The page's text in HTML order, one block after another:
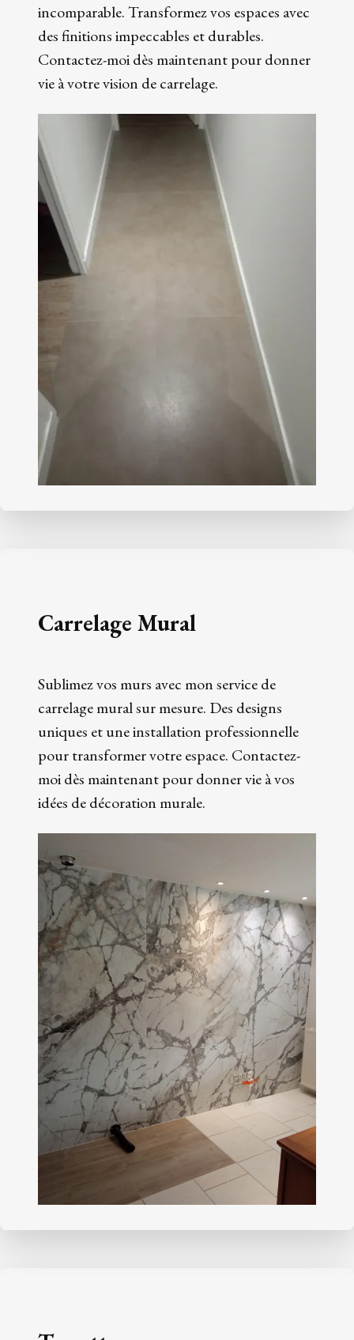
incomparable. Transformez vos espaces avec
des finitions impeccables et durables.
Contactez-moi dès maintenant pour donner
vie à votre vision de carrelage.
Carrelage Mural
Sublimez vos murs avec mon service de
carrelage mural sur mesure. Des designs
uniques et une installation professionnelle
pour transformer votre espace. Contactez-
moi dès maintenant pour donner vie à vos
idées de décoration murale.